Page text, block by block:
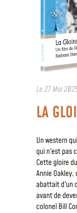
Le27 Mai
LA
Un western
qui n'est pas
Cette gloire
Annie
abattait d'un
avant de
colonel Bill